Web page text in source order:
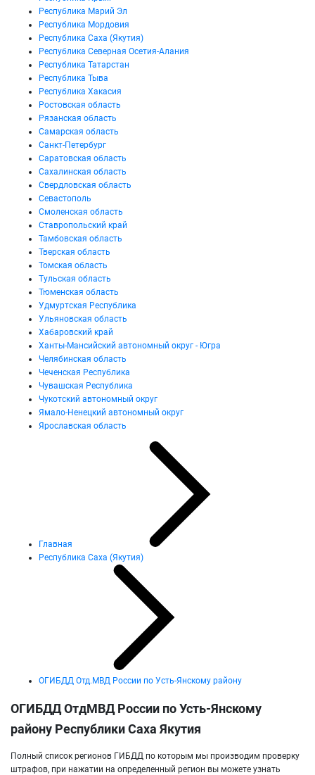
Республика Марий Эл
Республика Мордовия
Республика Саха (Якутия)
Республика Северная Осетия-Алания
Республика Татарстан
Республика Тыва
Республика Хакасия
Ростовская область
Рязанская область
Самарская область
Санкт-Петербург
Саратовская область
Сахалинская область
Свердловская область
Севастополь
Смоленская область
Ставропольский край
Тамбовская область
Тверская область
Томская область
Тульская область
Тюменская область
Удмуртская Республика
Ульяновская область
Хабаровский край
Ханты-Мансийский автономный округ - Югра
Челябинская область
Чеченская Республика
Чувашская Республика
Чукотский автономный округ
Ямало-Ненецкий автономный округ
Ярославская область
Главная
Республика Саха (Якутия)
ОГИБДД Отд.МВД России по Усть-Янскому району
ОГИБДД ОтдМВД России по Усть-Янскому
району Республики Саха Якутия
Полный список регионов ГИБДД по которым мы производим проверку
штрафов, при нажатии на определенный регион вы можете узнать